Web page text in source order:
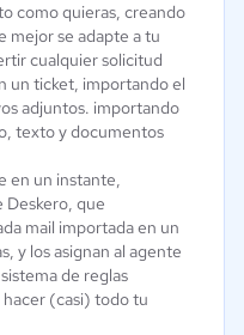
como quieras, creando
mejor se adapte a tu
cualquier solicitud
un ticket, importando el
adjuntos. importando
texto y documentos
en un instante,
Deskero, que
mail importada en un
y los asignan al agente
de reglas
(casi) todo tu